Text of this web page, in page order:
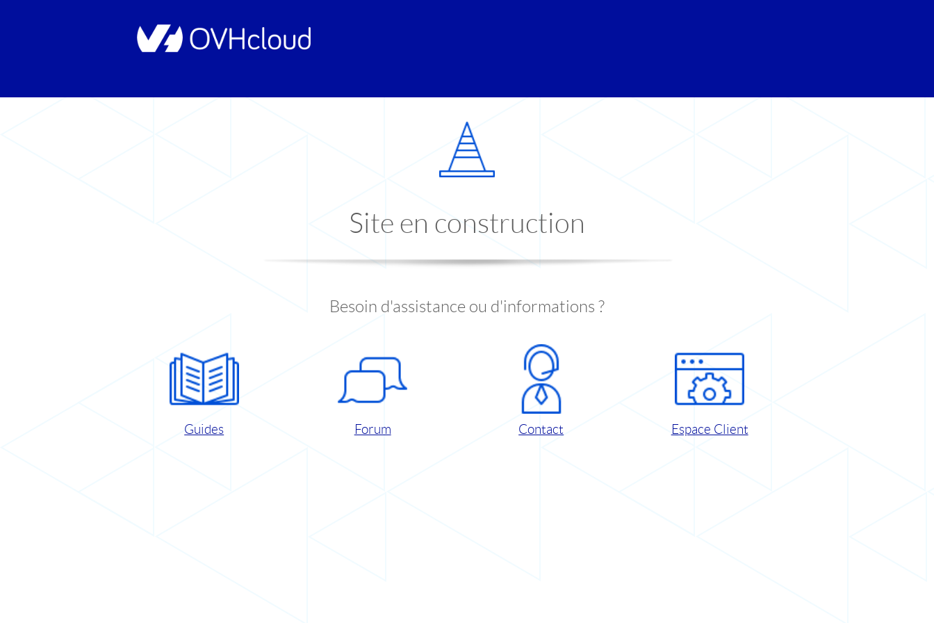
Site en construction
Besoin d'assistance ou d'informations ?
Guides Forum Contact Espace Client